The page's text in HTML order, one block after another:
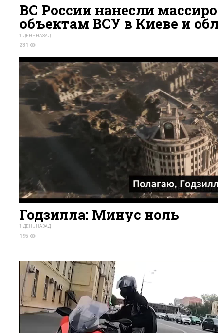
ВС России нанесли
объектам ВСУ в Киеве и
1 ДЕНЬ НАЗАД
231
Годзилла: Минус ноль
1 ДЕНЬ НАЗАД
195